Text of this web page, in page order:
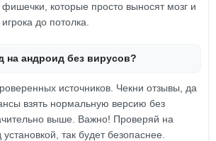
которые просто выносят мозг и
до потолка.
на андроид без вирусов?
источников. Чекни отзывы, да
взять нормальную версию без
выше. Важно! Проверяй на
так будет безопаснее.